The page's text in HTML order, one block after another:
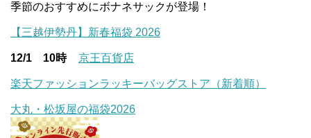
季節のおすすめにボナネサックが登場！
【三越伊勢丹】新春福袋 2026
12/1 10時 京王百貨店
楽天ファッションラッキーバッグストア（新着順）
大丸・松坂屋の福袋2026